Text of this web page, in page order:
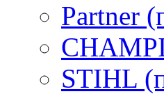
Partner
STIHL